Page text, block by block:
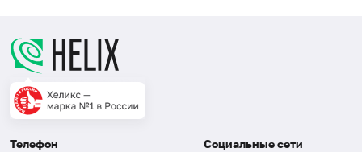
Телефон Социальные сети